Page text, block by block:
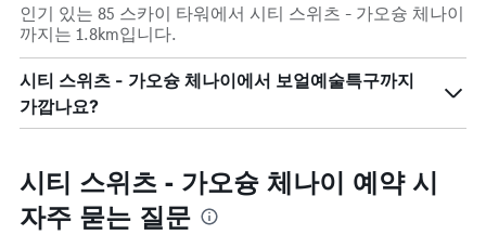
인기 있는 85 스카이 타워에서 시티 스위츠 - 가오슝 체나이
까지는 1.8km입니다.
시티 스위츠 - 가오슝 체나이에서 보얼예술특구까지
가깝나요?
시티 스위츠 - 가오슝 체나이 예약 시
자주 묻는 질문